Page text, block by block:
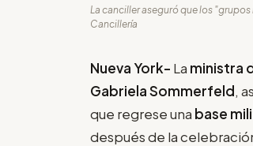
La canciller aseguró que los
Cancillería
Nueva York- La ministra
Gabriela Sommerfeld,
que regrese una base
después de la